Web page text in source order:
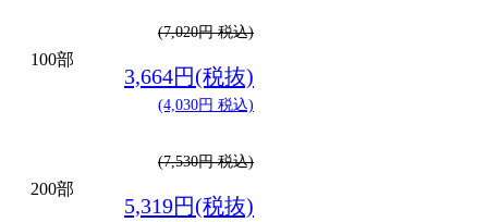
100部
(7,020円 税込)
3,664円(税抜)
(4,030円 税込)
200部
(7,530円 税込)
5,319円(税抜)